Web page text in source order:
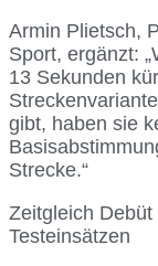
Armin Plietsch,
Sport, ergänzt:
13 Sekunden
gibt, haben sie
Strecke.“
Zeitgleich
Testeinsätzen